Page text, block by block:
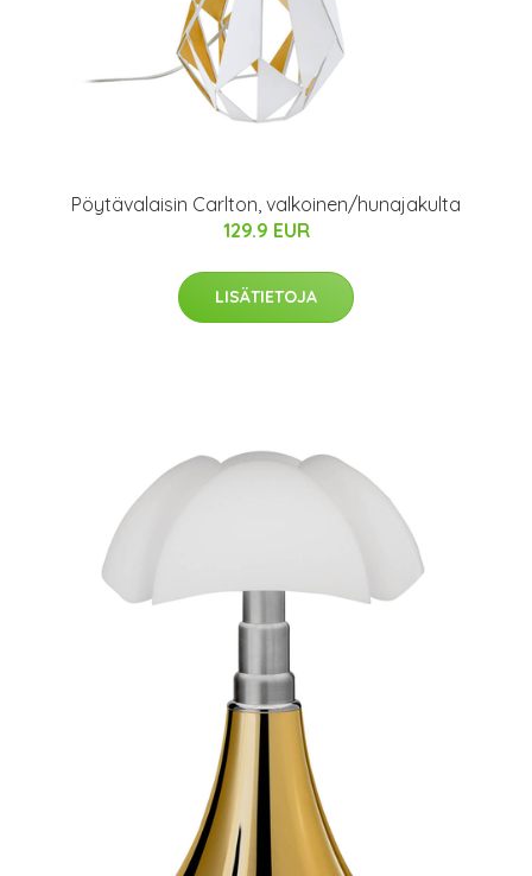
Pöytävalaisin Carlton, valkoinen/hunajakulta
129.9 EUR
LISÄTIETOJA